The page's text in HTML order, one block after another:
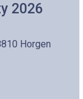
2026
Horgen